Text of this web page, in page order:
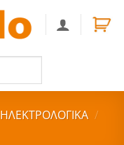
ΗΛΕΚΤΡΟΛΟΓΙΚΑ /